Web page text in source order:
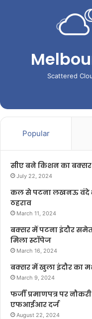
Scattered
Popular
सीए बने किशन का
July 22, 2024
कल से पटना लखनऊ वंदे
ठहराव
March 11, 2024
बक्सर में पटना इंदौर
मिला स्टॉपेज
March 16, 2024
बक्सर में खुला इंदौर का
March 9, 2024
फर्जी प्रमाणपत्र पर
एफआईआर दर्ज
August 22, 2024